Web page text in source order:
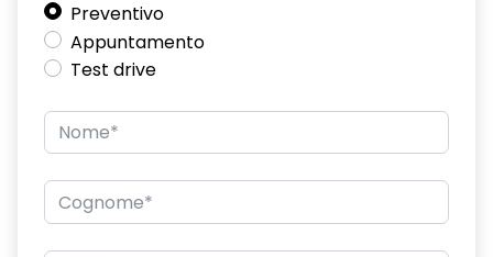
Preventivo
Appuntamento
Test drive